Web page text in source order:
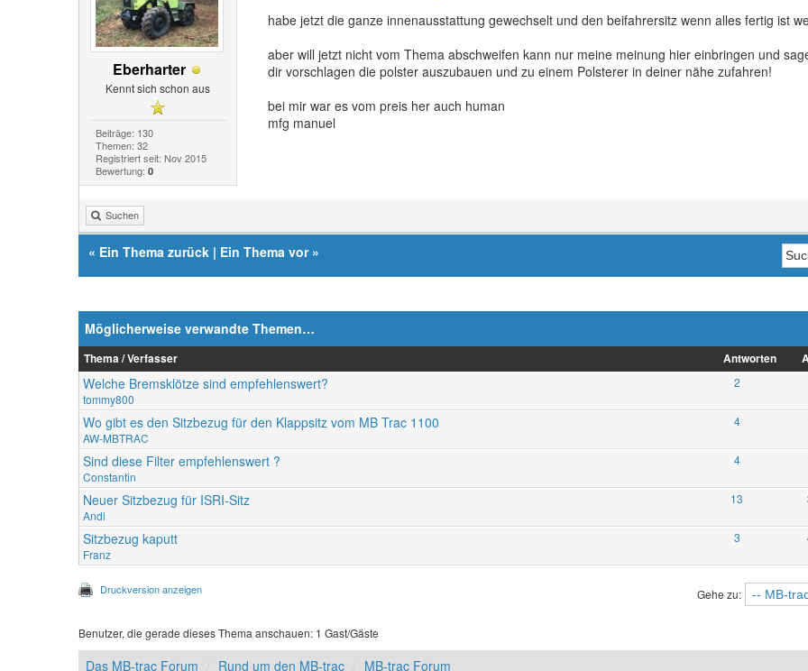
Eberharter
Kennt sich schon aus
Beiträge: 130
Themen: 32
Registriert seit: Nov 2015
Bewertung: 0
habe jetzt die ganze innenausstattung gewechselt und den beifahrersitz wenn alles fertig ist
aber will jetzt nicht vom Thema abschweifen kann nur meine meinung hier einbringen und
dir vorschlagen die polster auszubauen und zu einem Polsterer in deiner nähe zufahren!
bei mir war es vom preis her auch human
mfg manuel
Suchen
« Ein Thema zurück | Ein Thema vor»
Möglicherweise verwandte Themen…
Thema / Verfasser Antworten
Welche Bremsklötze sind empfehlenswert?
tommy800
2
Wo gibt es den Sitzbezug für den Klappsitz vom MB Trac 1100
AW-MBTRAC
4
Sind diese Filter empfehlenswert ?
Constantin
4
Neuer Sitzbezug für ISRI-Sitz
Andi
13
Sitzbezug kaputt
Franz
3
Druckversion anzeigen Gehe zu:
Benutzer, die gerade dieses Thema anschauen: 1 Gast/Gäste
Das MB-trac Forum Rund um den MB-trac MB-trac Forum